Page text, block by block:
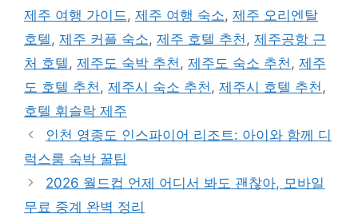
제주 여행 가이드, 제주 여행 숙소, 제주 오리엔탈
호텔, 제주 커플 숙소, 제주 호텔 추천, 제주공항 근
처 호텔, 제주도 숙박 추천, 제주도 숙소 추천, 제주
도 호텔 추천, 제주시 숙소 추천, 제주시 호텔 추천,
호텔 휘슬락 제주
인천 영종도 인스파이어 리조트: 아이와 함께 디
럭스룸 숙박 꿀팁
2026 월드컵 언제 어디서 봐도 괜찮아, 모바일
무료 중계 완벽 정리